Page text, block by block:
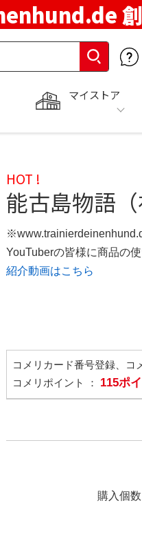
マイストア
HOT !
能古島物語（
YouTuberの皆様に商品の
紹介動画はこちら
コメリカード番号登録、コ
コメリポイント ： 115ポ
購入個数